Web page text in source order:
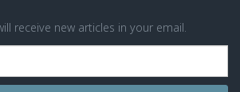
receive new articles in your email.